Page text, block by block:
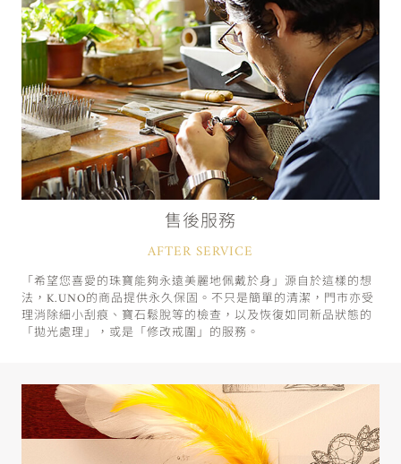
售後服務
AFTER SERVICE
「希望您喜愛的珠寶能夠永遠美麗地佩戴於身」源自於這樣的想
法，K.UNO的商品提供永久保固。不只是簡單的清潔，門市亦受
理消除細小刮痕、寶石鬆脫等的檢查，以及恢復如同新品狀態的
「拋光處理」，或是「修改戒圍」的服務。